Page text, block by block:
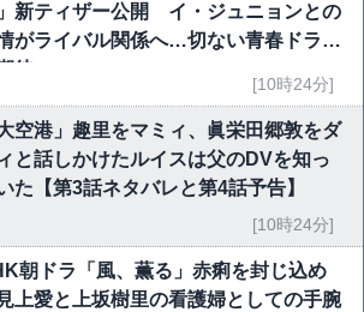
新ティザー公開 イ・ジュニョンとの
がライバル関係へ…切ない青春ドラマ
待
[10時24分]
大空港」趣里をマミィ、眞栄田郷敦をダ
と話しかけたルイスは父のDVを知っ
た【第3話ネタバレと第4話予告】
[10時24分]
朝ドラ「風、薫る」赤痢を封じ込め
上愛と上坂樹里の看護婦としての手腕